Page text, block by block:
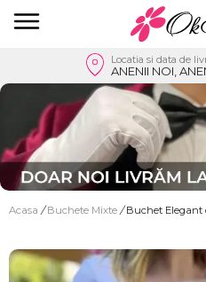
Locatia si data de
ANENII NOI,
Acasa / Buchete Mixte / Buchet Elegant